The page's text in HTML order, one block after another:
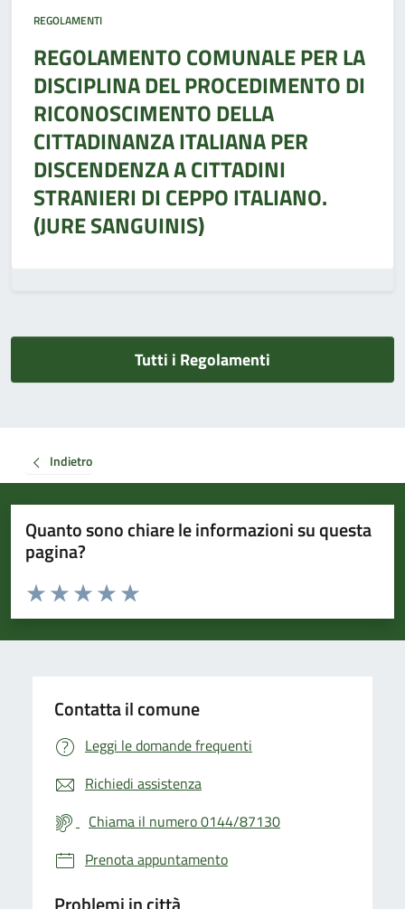
REGOLAMENTI
REGOLAMENTO COMUNALE PER LA
DISCIPLINA DEL PROCEDIMENTO DI
RICONOSCIMENTO DELLA
CITTADINANZA ITALIANA PER
DISCENDENZA A CITTADINI
STRANIERI DI CEPPO ITALIANO.
(JURE SANGUINIS)
Tutti i Regolamenti
Indietro
Quanto sono chiare le informazioni su questa
pagina?
Valuta da 1 a 5 stelle la pagina
Valuta 5 stelle su 5
Valuta 4 stelle su 5
Valuta 3 stelle su 5
Valuta 2 stelle su 5
Valuta 1 stelle su 5
Contatta il comune
Leggi le domande frequenti
Richiedi assistenza
Chiama il numero 0144/87130
Prenota appuntamento